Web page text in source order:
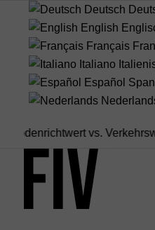
Deutsch
English
Français
Italiano
Español
vs. Verkehrswert: